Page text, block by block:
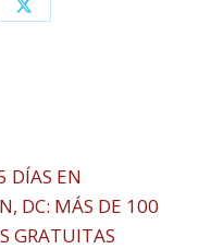
Share
DÍAS EN
DC: MÁS DE 100
GRATUITAS